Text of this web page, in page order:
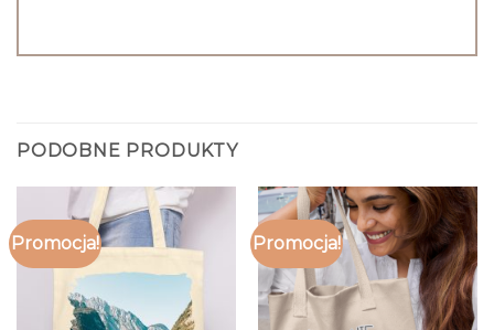
PODOBNE PRODUKTY
Promocja! Promocja!